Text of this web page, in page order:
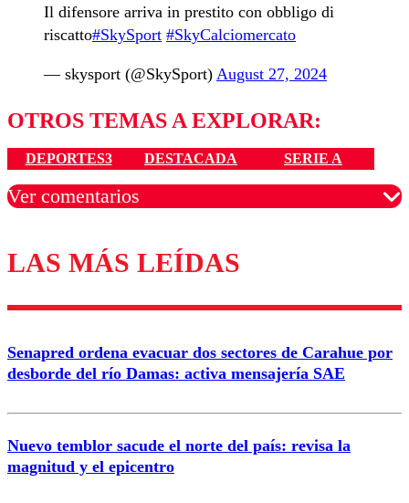
Il difensore arriva in prestito con obbligo di
riscatto#SkySport #SkyCalciomercato
— skysport (@SkySport) August 27, 2024
OTROS TEMAS A EXPLORAR:
DEPORTES3 DESTACADA SERIE A
Ver comentarios
Los comentarios son moderados para garantizar un
diálogo respetuoso.
Correo
LAS MÁS LEÍDAS
Senapred ordena evacuar dos sectores de Carahue por
desborde del río Damas: activa mensajería SAE
Nuevo temblor sacude el norte del país: revisa la
magnitud y el epicentro